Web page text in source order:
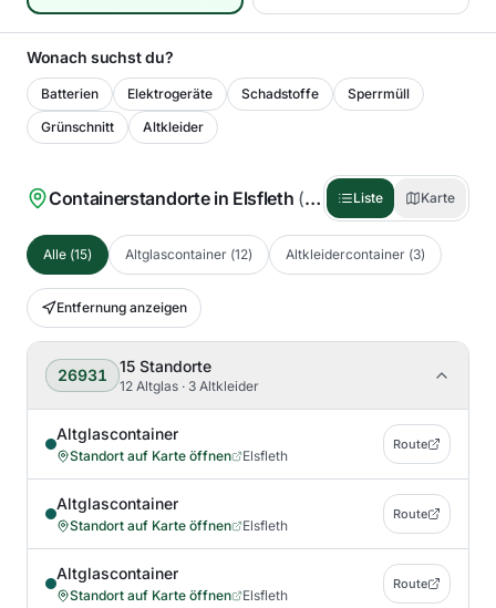
Wonach suchst du?
Batterien Elektrogeräte Schadstoffe
Sperrmüll
Grünschnitt
Altkleider
Containerstandorte in Elsfleth (15 Liste Karte
Alle (15) Altglascontainer (12) Altkleidercontainer (3)
Entfernung anzeigen
26931 15 Standorte
12 Altglas · 3 Altkleider
Altglascontainer
Standort auf Karte öffnen Elsfleth
Route
Altglascontainer
Standort auf Karte öffnen Elsfleth
Route
Altglascontainer
Standort auf Karte öffnen Elsfleth
Route